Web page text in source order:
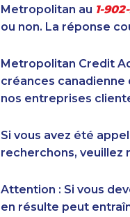
Metropolitan au 1-
ou non. La réponse
Metropolitan Credit
créances canadienne
nos entreprises
Si vous avez été
recherchons, veuillez
Attention : Si vous
en résulte peut